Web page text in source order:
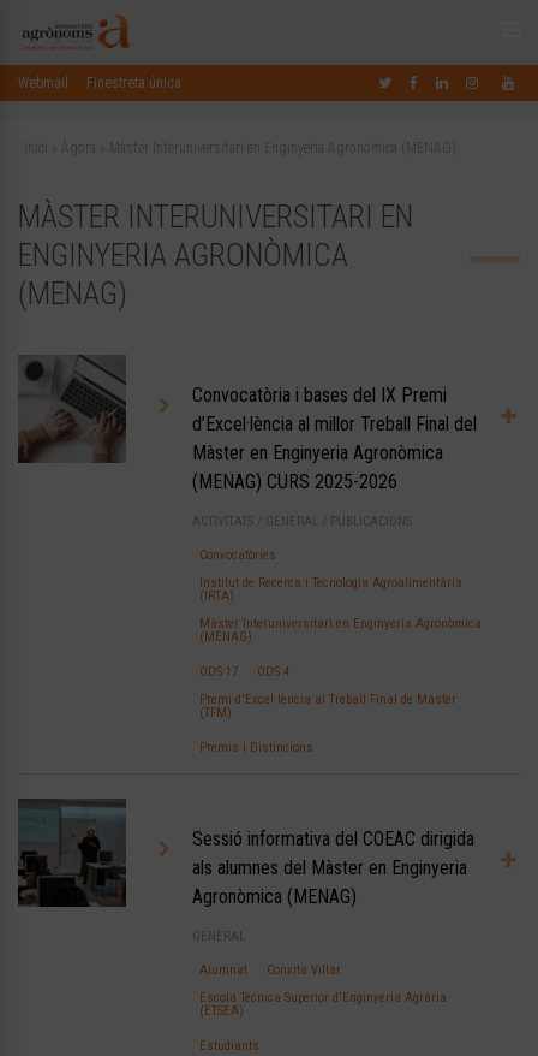
Webmail Finestreta única
Inici Àgora Màster Interuniversitari en Enginyeria Agronòmica (MENAG)
MÀSTER INTERUNIVERSITARI EN
ENGINYERIA AGRONÒMICA
(MENAG)
Convocatòria i bases del IX Premi
d’Excel·lència al millor Treball Final del
Màster en Enginyeria Agronòmica
(MENAG) CURS 2025-2026
ACTIVITATS GENERAL PUBLICACIONS
Convocatòries
Institut de Recerca i Tecnologia Agroalimentària
(IRTA)
Màster Interuniversitari en Enginyeria Agronòmica
(MENAG)
ODS 17
ODS 4
Premi d'Excel·lència al Treball Final de Màster
(TFM)
Premis i Distincions
Sessió informativa del COEAC dirigida
als alumnes del Màster en Enginyeria
Agronòmica (MENAG)
GENERAL
Alumnat
Conxita Villar
Escola Tècnica Superior d'Enginyeria Agrària
(ETSEA)
Estudiants